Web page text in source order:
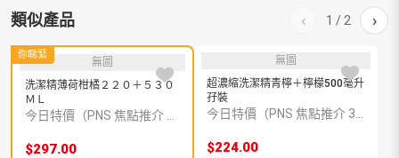
類似產品 ‹ 1 / 2 ›
你睇緊
無圖
洗潔精薄荷柑橘２２０＋５３０
ＭＬ
今日特價（PNS 焦點推介 393634）
$297.00
無圖
超濃縮洗潔精青檸＋檸檬500毫升
孖裝
今日特價（PNS 焦點推介 393019）
$224.00